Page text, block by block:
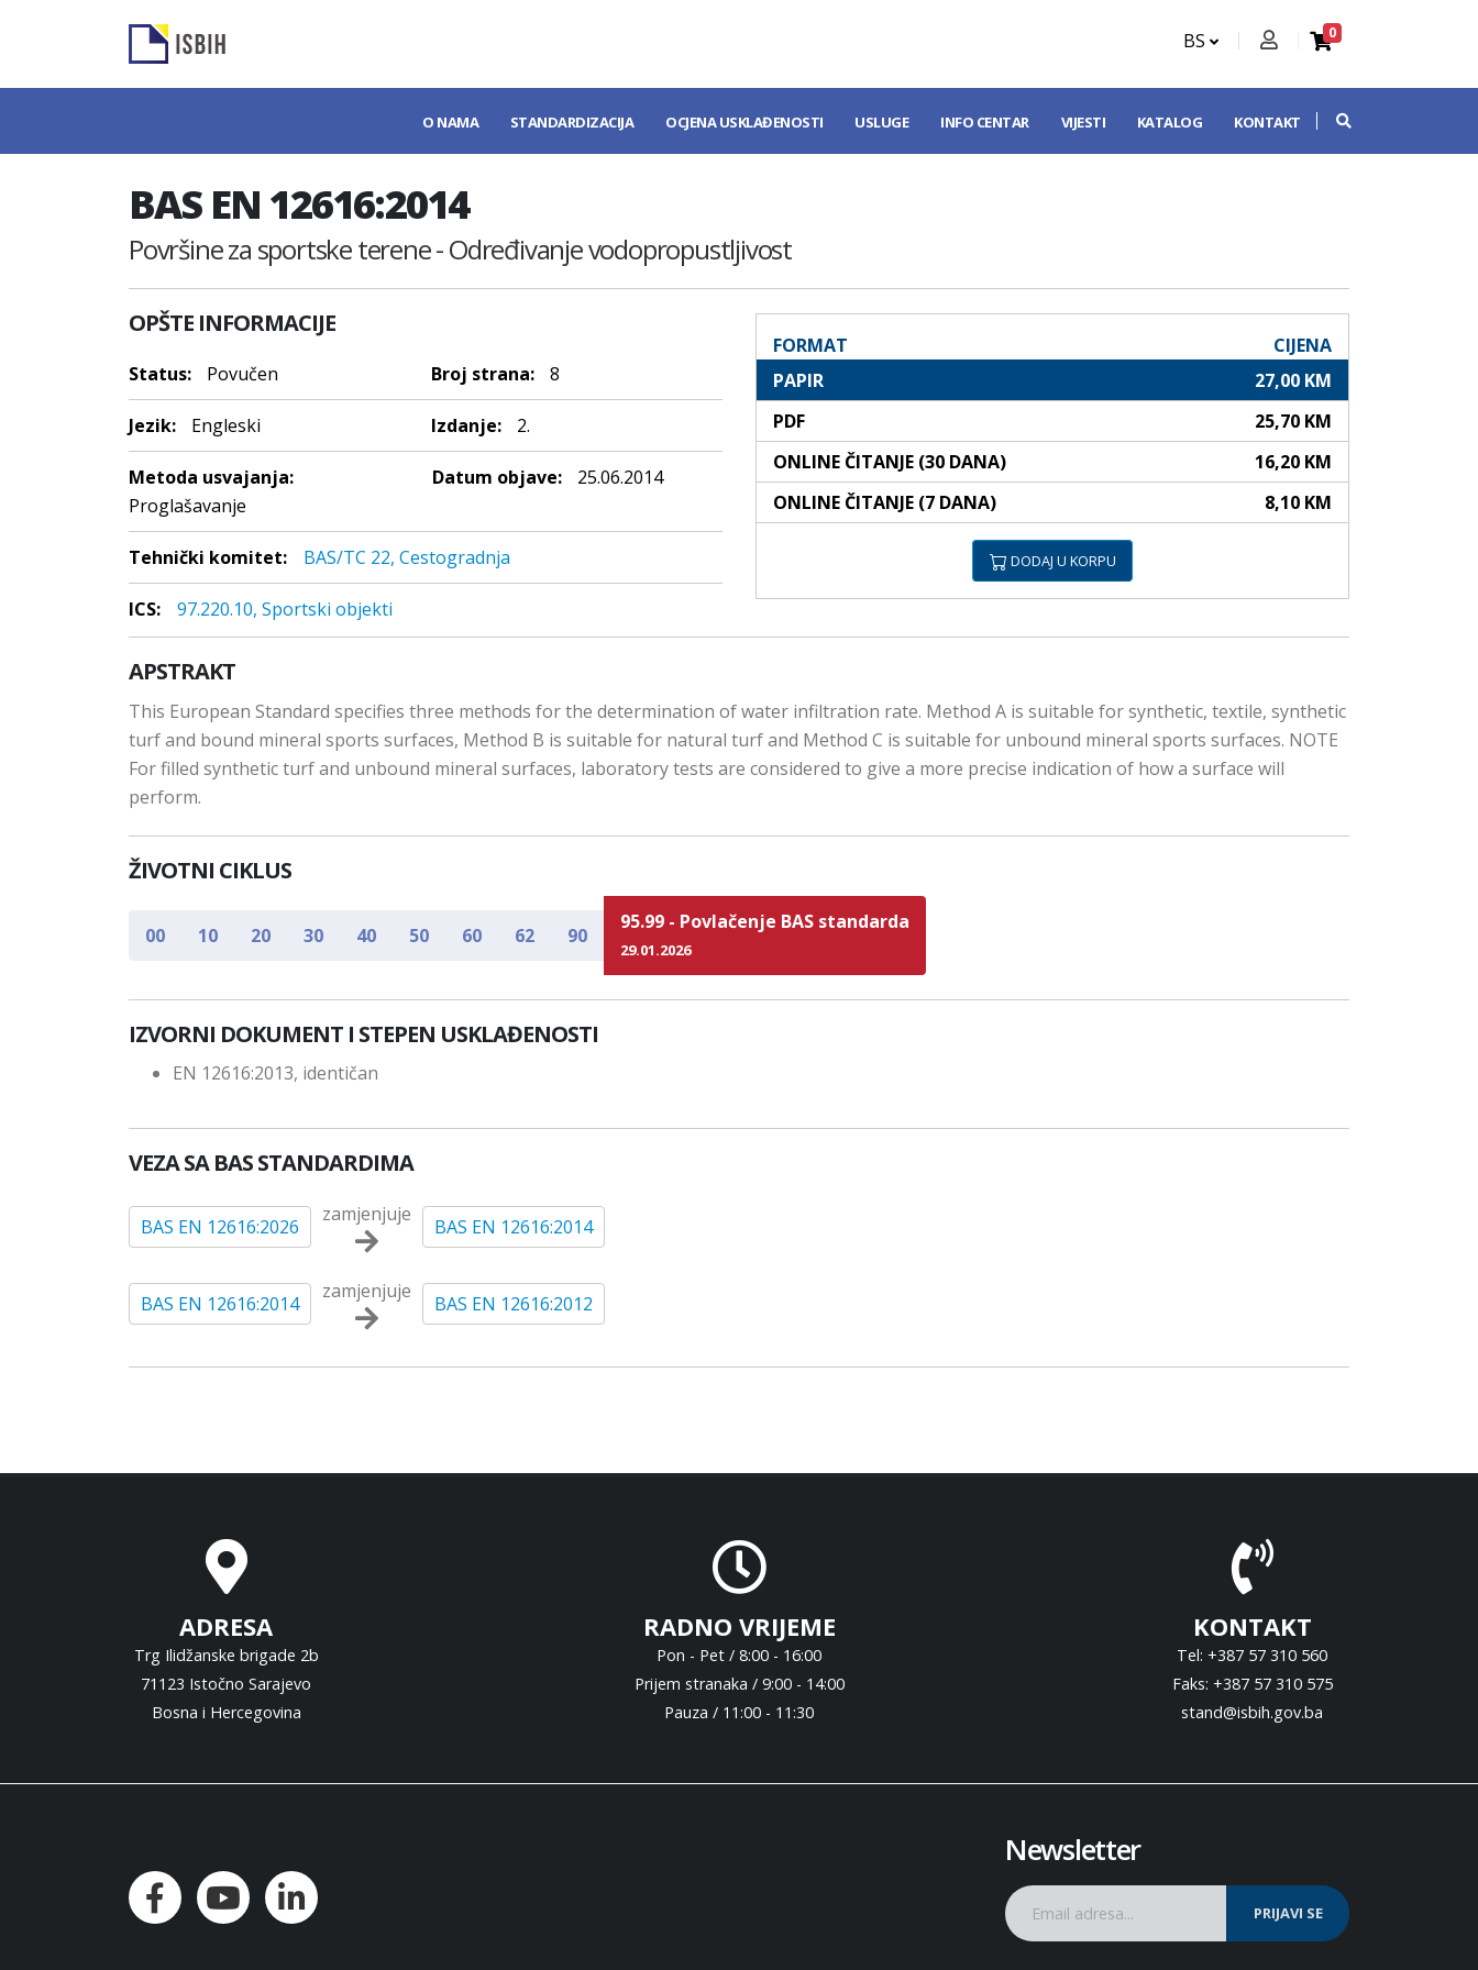
BS 0
O NAMA STANDARDIZACIJA OCJENA USKLAĐENOSTI USLUGE INFO CENTAR VIJESTI KATALOG KONTAKT
BAS EN 12616:2014
Površine za sportske terene - Određivanje vodopropustljivost
OPŠTE INFORMACIJE
Status: Povučen Broj strana: 8
Jezik: Engleski Izdanje: 2.
Metoda usvajanja:
Proglašavanje
Datum objave: 25.06.2014
Tehnički komitet: BAS/TC 22, Cestogradnja
ICS: 97.220.10, Sportski objekti
FORMAT
CIJENA
PAPIR
27,00 KM
PDF
25,70 KM
ONLINE ČITANJE (30 DANA)
16,20 KM
ONLINE ČITANJE (7 DANA)
8,10 KM
DODAJ U KORPU
APSTRAKT
This European Standard specifies three methods for the determination of water infiltration rate. Method A is suitable for synthetic, textile, synthetic
turf and bound mineral sports surfaces, Method B is suitable for natural turf and Method C is suitable for unbound mineral sports surfaces. NOTE
For filled synthetic turf and unbound mineral surfaces, laboratory tests are considered to give a more precise indication of how a surface will
perform.
ŽIVOTNI CIKLUS
00 10 20 30 40 50 60 62 90
95.99 - Povlačenje BAS standarda
29.01.2026
IZVORNI DOKUMENT I STEPEN USKLAĐENOSTI
EN 12616:2013, identičan
VEZA SA BAS STANDARDIMA
BAS EN 12616:2026
zamjenjuje
BAS EN 12616:2014
BAS EN 12616:2014
zamjenjuje
BAS EN 12616:2012
ADRESA
Trg Ilidžanske brigade 2b
71123 Istočno Sarajevo
Bosna i Hercegovina
RADNO VRIJEME
Pon - Pet / 8:00 - 16:00
Prijem stranaka / 9:00 - 14:00
Pauza / 11:00 - 11:30
KONTAKT
Tel: +387 57 310 560
Faks: +387 57 310 575
stand@isbih.gov.ba
Newsletter
PRIJAVI SE